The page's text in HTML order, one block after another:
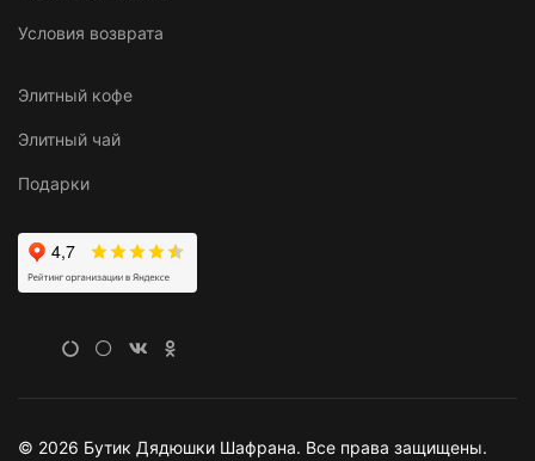
Условия возврата
Элитный кофе
Элитный чай
Подарки
© 2026 Бутик Дядюшки Шафрана. Все права защищены.